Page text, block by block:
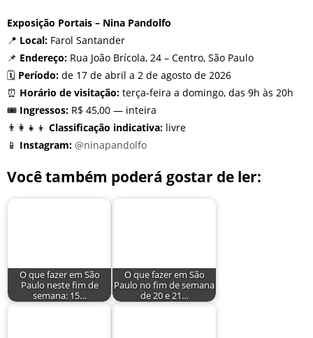
Exposição Portais – Nina Pandolfo
📍 Local: Farol Santander
📌 Endereço: Rua João Brícola, 24 – Centro, São Paulo
🗓️ Período: de 17 de abril a 2 de agosto de 2026
⏰ Horário de visitação: terça-feira a domingo, das 9h às 20h
🎟️ Ingressos: R$ 45,00 — inteira
👨‍👩‍👧‍👦 Classificação indicativa: livre
📱 Instagram: @ninapandolfo
Você também poderá gostar de ler:
O que fazer em São
Paulo neste fim de
semana: 15…
O que fazer em São
Paulo no fim de semana
de 20 e 21…